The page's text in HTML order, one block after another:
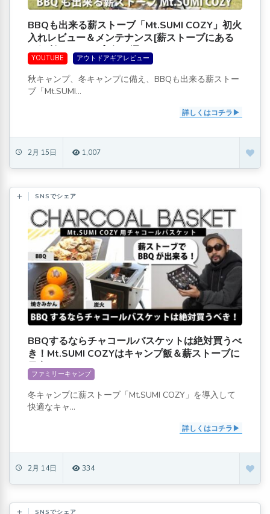
BBQも出来る薪ストーブ「Mt.SUMI COZY」初火
入れレビュー＆メンテナンス[薪ストーブにある
と便利なキャンプギア4選]
YOUTUBE アウトドアギアレビュー
秋キャンプ、冬キャンプに備え、BBQも出来る薪ストー
ブ「Mt.SUMI...
詳しくはコチラ
2月 15日 1,007
SNSでシェア
BBQするならチャコールバスケットは絶対買うべ
き！Mt.SUMI COZYはキャンプ飯＆薪ストーブに
最高だった！
ファミリーキャンプ
冬キャンプに薪ストーブ「Mt.SUMI COZY」を導入して
快適なキャ...
詳しくはコチラ
2月 14日 334